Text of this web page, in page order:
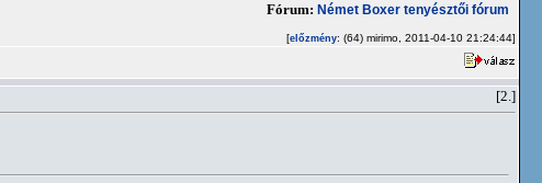
Fórum: Német Boxer tenyésztői fórum
[előzmény: (64) mirimo, 2011-04-10 21:24:44]
[2.]